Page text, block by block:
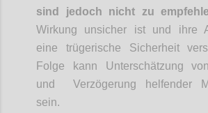
sind jedoch nicht zu
Wirkung unsicher ist und ihre
eine trügerische Sicherheit
Folge kann Unterschätzung
und Verzögerung helfender
sein.